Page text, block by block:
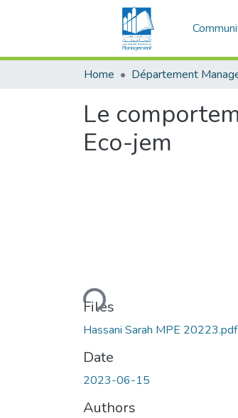
Home
Le
Eco-jem
Loading...
Files
Hassani Sarah MPE 20223.pdf
Date
2023-06-15
Authors